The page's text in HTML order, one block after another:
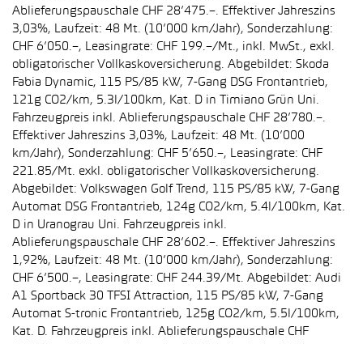
Ablieferungspauschale CHF 28’475.–. Effektiver Jahreszins
3,03%, Laufzeit: 48 Mt. (10’000 km/Jahr), Sonderzahlung:
CHF 6’050.–, Leasingrate: CHF 199.–/Mt., inkl. MwSt., exkl.
obligatorischer Vollkaskoversicherung. Abgebildet: Skoda
Fabia Dynamic, 115 PS/85 kW, 7-Gang DSG Frontantrieb,
121g CO2/km, 5.3l/100km, Kat. D in Timiano Grün Uni.
Fahrzeugpreis inkl. Ablieferungspauschale CHF 28’780.–.
Effektiver Jahreszins 3,03%, Laufzeit: 48 Mt. (10’000
km/Jahr), Sonderzahlung: CHF 5’650.–, Leasingrate: CHF
221.85/Mt. exkl. obligatorischer Vollkaskoversicherung.
Abgebildet: Volkswagen Golf Trend, 115 PS/85 kW, 7-Gang
Automat DSG Frontantrieb, 124g CO2/km, 5.4l/100km, Kat.
D in Uranograu Uni. Fahrzeugpreis inkl.
Ablieferungspauschale CHF 28’602.–. Effektiver Jahreszins
1,92%, Laufzeit: 48 Mt. (10’000 km/Jahr), Sonderzahlung:
CHF 6’500.–, Leasingrate: CHF 244.39/Mt. Abgebildet: Audi
A1 Sportback 30 TFSI Attraction, 115 PS/85 kW, 7-Gang
Automat S-tronic Frontantrieb, 125g CO2/km, 5.5l/100km,
Kat. D. Fahrzeugpreis inkl. Ablieferungspauschale CHF